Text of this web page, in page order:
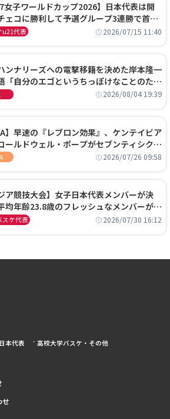
女子ワールドカップ2026】日本代表は開
ェコに勝利して予選グループ3連勝で首位
準々決勝の相手はエジプトに決定
u21代表 2026/07/15 11:40
ンナリーズへの電撃移籍を決めた岸本隆一
「自分のエゴというちっぽけなことのため
都に来たわけではない」
2026/08/04 19:39
】早速の『レブロン効果』、ケンテイビア
ールドウェル・ポープがセブンティシクサ
1年契約で加入
2026/07/26 09:58
ア競技大会】女子日本代表メンバーが決
均年齢23.8歳のフレッシュなメンバーが日
の大舞台で頂点を狙う
スケ代表 2026/07/30 16:12
本代表 高校大学バスケ・その他
せ